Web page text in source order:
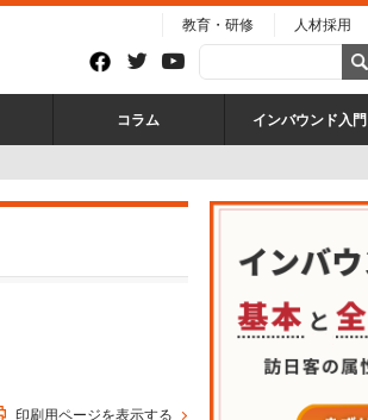
教育・研修 人材採用
コラム インバウンド入門
印刷用ページを表示する